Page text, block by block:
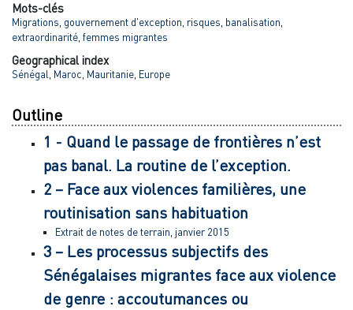
Mots-clés
Migrations gouvernement d'exception risques banalisation
extraordinarité femmes migrantes
Geographical index
Sénégal Maroc Mauritanie Europe
Outline
1 - Quand le passage de frontières n’est
pas banal. La routine de l’exception.
2 – Face aux violences familières, une
routinisation sans habituation
Extrait de notes de terrain, janvier 2015
3 – Les processus subjectifs des
Sénégalaises migrantes face aux violence
de genre : accoutumances ou